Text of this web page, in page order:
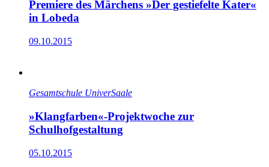
Premiere des Märchens »Der gestiefelte Kater«
in Lobeda
09.10.2015
Gesamtschule UniverSaale
»Klangfarben«-Projektwoche zur
Schulhofgestaltung
05.10.2015